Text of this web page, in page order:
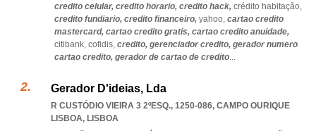
credito celular, credito horario, credito hack, crédito habitação,
credito fundiario, credito financeiro, yahoo, cartao credito
mastercard, cartao credito gratis, cartao credito anuidade,
citibank, cofidis, credito, gerenciador credito, gerador numero
cartao credito, gerador de cartao de credito...
Gerador D'ideias, Lda
R CUSTÓDIO VIEIRA 3 2ºESQ., 1250-086, CAMPO OURIQUE
LISBOA, LISBOA